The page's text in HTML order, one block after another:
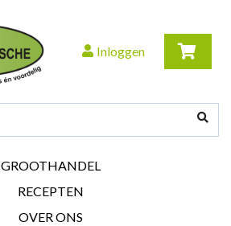
Inloggen
GROOTHANDEL
RECEPTEN
OVER ONS